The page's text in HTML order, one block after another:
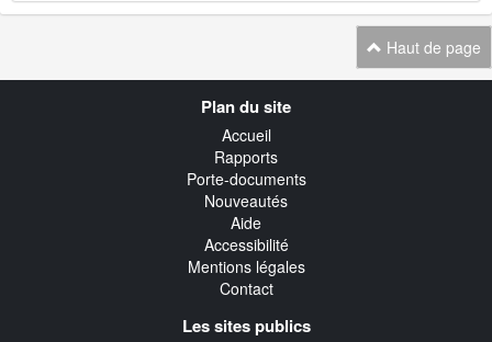
Haut de page
Plan du site
Accueil
Rapports
Porte-documents
Nouveautés
Aide
Accessibilité
Mentions légales
Contact
Les sites publics